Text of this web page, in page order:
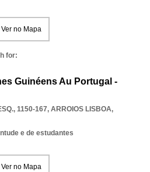
Ver no Mapa
for:
Guinéens Au Portugal -
1150-167, ARROIOS LISBOA,
e de estudantes
Ver no Mapa